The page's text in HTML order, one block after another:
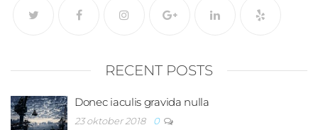
RECENT POSTS
Donec iaculis gravida nulla
23 oktober 2018 0